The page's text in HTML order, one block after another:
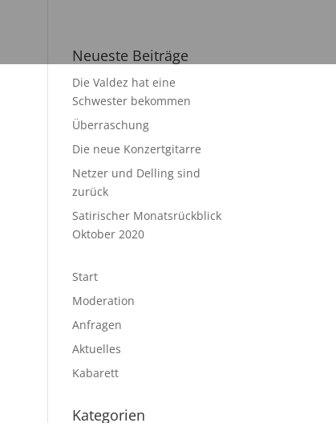
Neueste Beiträge
Die Valdez hat eine
Schwester bekommen
Überraschung
Die neue Konzertgitarre
Netzer und Delling sind
zurück
Satirischer Monatsrückblick
Oktober 2020
Start
Moderation
Anfragen
Aktuelles
Kabarett
Kategorien